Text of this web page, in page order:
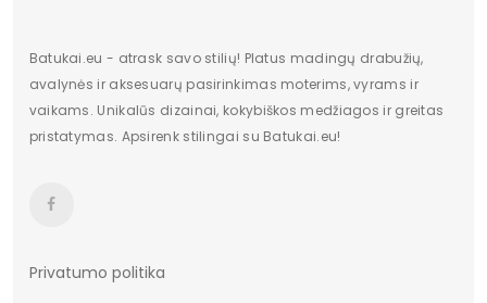
Batukai.eu - atrask savo stilių! Platus madingų drabužių,
avalynės ir aksesuarų pasirinkimas moterims, vyrams ir
vaikams. Unikalūs dizainai, kokybiškos medžiagos ir greitas
pristatymas. Apsirenk stilingai su Batukai.eu!
Privatumo politika